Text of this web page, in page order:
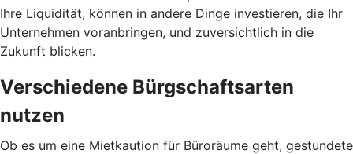
Ihre Liquidität, können in andere Dinge investieren, die Ihr
Unternehmen voranbringen, und zuversichtlich in die
Zukunft blicken.
Verschiedene Bürgschaftsarten
nutzen
Ob es um eine Mietkaution für Büroräume geht, gestundete